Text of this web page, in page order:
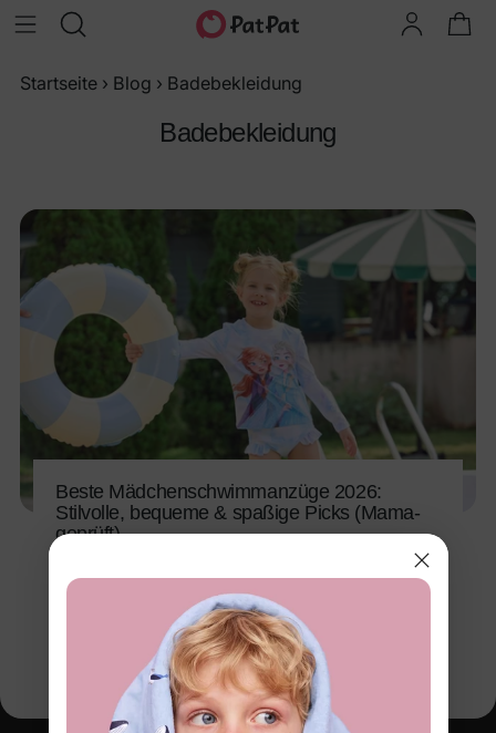
Startseite › Blog › Badebekleidung
Badebekleidung
Beste Mädchenschwimmanzüge 2026:
Stilvolle, bequeme & spaßige Picks (Mama-
geprüft)